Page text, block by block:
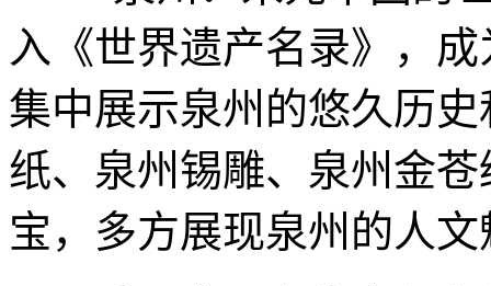
入《世界遗产名录》，
集中展示泉州的悠久历
纸、泉州锡雕、泉州金
宝，多方展现泉州的人